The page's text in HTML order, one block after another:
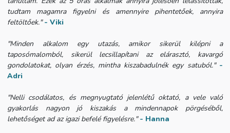
tudtam magamra figyelni és amennyire pihentetőek, annyira
feltöltőek." - Viki
"Minden alkalom egy utazás, amikor sikerül kilépni a
taposómalomból, sikerül lecsillapítani az elárasztó, kavargó
gondolatokat, olyan érzés, mintha kiszabadulnék egy satuból."-
Adri
"Nelli csodálatos, és megnyugtató jelenlétű oktató, a vele való
gyakorlás nagyon jó kiszakás a mindennapok pörgéséből,
lehetőséget ad az igazi befelé figyelésre."- Hanna